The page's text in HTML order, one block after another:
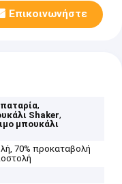
Επικοινωνήστε
,
Shaker,
μπουκάλι
70% προκαταβολή